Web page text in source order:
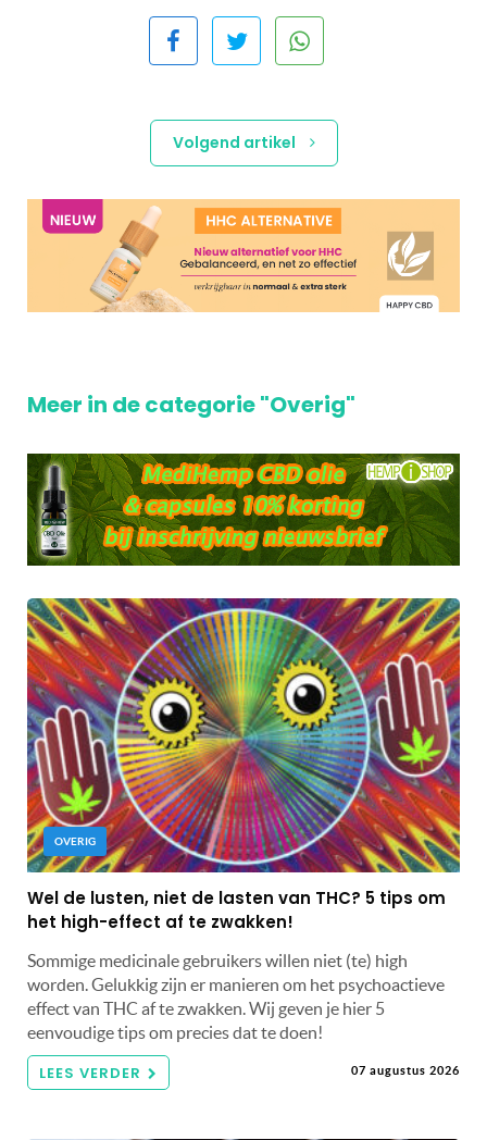
Volgend artikel
Meer in de categorie "Overig"
OVERIG
Wel de lusten, niet de lasten van THC? 5 tips om
het high-effect af te zwakken!
Sommige medicinale gebruikers willen niet (te) high
worden. Gelukkig zijn er manieren om het psychoactieve
effect van THC af te zwakken. Wij geven je hier 5
eenvoudige tips om precies dat te doen!
LEES VERDER 07 augustus 2026